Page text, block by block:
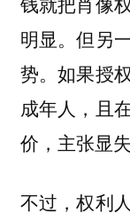
明显。但另
势。如果授
成年人，且
价，主张显
不过，权利